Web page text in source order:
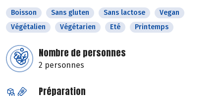
Boisson Sans gluten Sans lactose
Vegan
Végétalien
Végétarien Eté Printemps
Nombre de personnes
2 personnes
Préparation